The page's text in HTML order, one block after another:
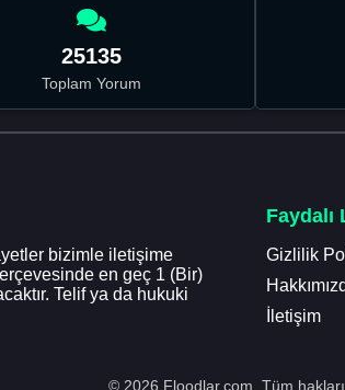
25135
Toplam Yorum
bizimle iletişime
en geç 1 (Bir)
Telif ya da hukuki
Faydalı
Gizlilik
İletişim
© 2026 Floodlar.com. Tüm hakları